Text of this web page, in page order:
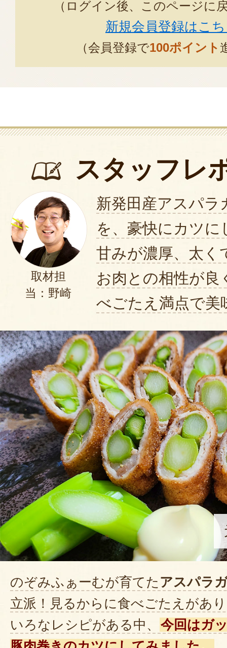
最後にサッと茹でて…マヨネーズ
2025年05
とも 様
美味しくお召し上がりいただけ
また機会がありましたら、よろ
2025年05月15日 /
2月に予約をしてから、届くまで
いのです。美味しモノは簡単には
箱を開けた瞬間、鮮やかな緑色に
ていてよかった！食べる前から感
い味を堪能しました。みずみずし
ろんで幸せが口いっぱいに広がり
までした。
2025年05
かぶ 様
この度は、のぞみふぁーむのア
い上げいただきありがとうござ
お届けまでにお時間を要してし
けいたしました。
美味しくお召しがありいただけ
とっても何より嬉しいお言葉で
また機会がありましたらよろし
す。
2025年05月12日 /
新発田でアスパラガスを栽培して
したが、北海道産とどのぐらい違
（ログイン後、このページに
新規会員登録はこ
（会員登録で100ポイント
スタッフレ
取材担
当：野崎
新発田産アスパラ
を、豪快にカツ
甘みが濃厚、太く
お肉との相性が良
べごたえ満点で美
のぞみふぁーむが育てた アスパラ
立派！見るからに食べごたえがあ
いろなレシピがある中、 今回はガ